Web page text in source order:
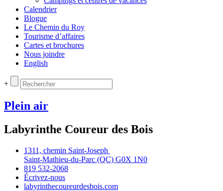
Calendrier
Blogue
Le Chemin du Roy
Tourisme d’affaires
Cartes et brochures
Nous joindre
English
+
Plein air
Labyrinthe Coureur des Bois
1311, chemin Saint‑Joseph
Saint‑Mathieu‑du‑Parc (QC) G0X 1N0
819 532‑2068
Écrivez‑nous
labyrinthecoureurdesbois.com